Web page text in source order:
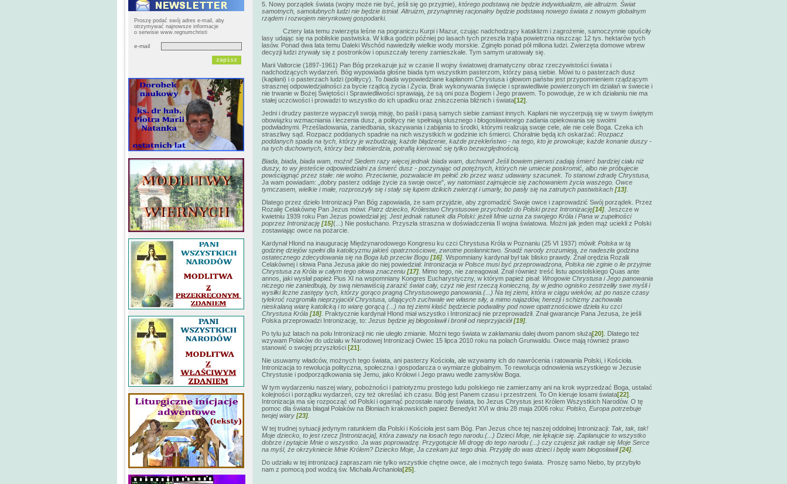
Proszę podać swój adres e-mail, aby
otrzymywać najnowsze informacje
o serwisie www.regnumchristi
e-mail
5. Nowy porządek świata (wojny może nie być, jeśli się go przyjmie), którego podstawą nie będzie indywidualizm, ale altruizm. Świat
samotnych, samolubnych ludzi nie będzie istniał. Altruizm, przynajmniej racjonalny będzie podstawą nowego świata z nowym globalnym
rządem i rozwojem nierynkowej gospodarki.
Cztery lata temu zwierzęta leśne na pograniczu Kurpi i Mazur, czując nadchodzący kataklizm i zagrożenie, samoczynnie opuściły
lasy udając się na pobliskie pastwiska. W kilka godzin później po lasach tych przeszła trąba powietrzna niszcząc 12 tys. hektarów tych
lasów. Ponad dwa lata temu Daleki Wschód nawiedziły wielkie wody morskie. Zginęło ponad pół miliona ludzi. Zwierzęta domowe wbrew
decyzji ludzi zrywały się z postronków i opuszczały tereny zamieszkałe. Tym samym uratowały się.
Marii Valtorcie (1897-1961) Pan Bóg przekazuje już w czasie II wojny światowej dramatyczny obraz rzeczywistości świata i
nadchodzących wydarzeń. Bóg wypowiada głośne biada tym wszystkim pasterzom, którzy pasą siebie. Mówi tu o pasterzach dusz
(kapłani) i o pasterzach ludzi (politycy). To biada wypowiedziane kapłanom Chrystusa i głowom państw jest przypomnieniem rządzącym
strasznej odpowiedzialności za bycie rządcą życia i Życia. Brak wykonywania święcie i sprawiedliwie powierzonych im działań w świecie i
nie trwanie w Bożej Świętości i Sprawiedliwości sprawiają, że są oni poza Bogiem i Jego prawem. To powoduje, że w ich działaniu nie ma
stałej uczciwości i prowadzi to wszystko do ich upadku oraz zniszczenia bliźnich i świata[12]
Jedni i drudzy pasterze wypaczyli swoją misję, bo paśli i pasą samych siebie zamiast innych. Kapłani nie wyczerpują się w swym świętym
obowiązku wzmacniania i leczenia dusz, a politycy nie spełniają słusznego i błogosławionego zadania opiekowania się swoimi
podwładnymi. Prześladowania, zaniedbania, skazywania i zabijania to środki, którymi realizują swoje cele, ale nie cele Boga. Czeka ich
straszliwy sąd. Rozpacz poddanych spadnie na nich wszystkich w godzinie ich śmierci. Chóralnie będą ich oskarżać: Rozpacz
poddanych spada na tych, którzy je wzbudzają; każde błądzenie, każde przekleństwo - na tego, kto je prowokuje; każde konanie duszy -
na tych duchownych, którzy bez miłosierdzia, potrafią kierować się tylko bezwzględnością.
Biada, biada, biada wam, możni! Siedem razy więcej jednak biada wam, duchowni! Jeśli bowiem pierwsi zadają śmierć bardziej ciału niż
duszy, to wy jesteście odpowiedzialni za śmierć dusz - poczynając od potężnych, których nie umiecie poskromić, albo nie próbujecie
powściągnąć przez stałe: nie wolno. Przeciwnie, pozwalacie im pełnić zło przez wasz udawany szacunek. To stanowi zdradę Chrystusa,
Ja wam powiadam: „dobry pasterz oddaje życie za swoje owce", wy natomiast zajmujecie się zachowaniem życia waszego. Owce
tymczasem, wielkie i małe, rozproszyły się i stały się łupem dzikich zwierząt i umarły, bo pasły się na zatrutych pastwiskach [13]
Dlatego przez dzieło Intronizacji Pan Bóg zapowiada, że sam przyjdzie, aby zgromadzić Swoje owce i zaprowadzić Swój porządek. Przez
Rozalię Celakównę Pan Jezus mówi: Patrz dziecko, Królestwo Chrystusowe przychodzi do Polski przez Intronizację[14] Jeszcze w
kwietniu 1939 roku Pan Jezus powiedział jej: Jest jednak ratunek dla Polski: jeżeli Mnie uzna za swojego Króla i Pana w zupełności
poprzez Intronizację [15](...) Nie posłuchano. Przyszła straszna w doświadczenia II wojna światowa. Możni jak jeden mąż uciekli z Polski
zostawiając owce na pożarcie.
Kardynał Hlond na inaugurację Międzynarodowego Kongresu ku czci Chrystusa Króla w Poznaniu (25 VI 1937) mówił: Polska w tą
godzinę dziejów spełni dla katolicyzmu jakieś opatrznościowe, zwrotne posłannictwo. Snadź narody zrozumieją, ze nadeszła godzina
ostatecznego zdecydowania się na Boga lub przeciw Bogu [16] Wspomniany kardynał był tak blisko prawdy. Znał orędzia Rozalii
Celakównej i słowa Pana Jezusa jakie do niej powiedział: Intronizacja w Polsce musi być przeprowadzona, Polska nie zginie o ile przyjmie
Chrystusa za Króla w całym tego słowa znaczeniu [17] Mimo tego, nie zareagował. Znał również treść listu apostolskiego Quas ante
annos, jaki wysłał papież Pius XI na wspomniany Kongres Eucharystyczny, w którym papież pisał: Wrogowie Chrystusa i Jego panowania
niczego nie zaniedbują, by swą nienawiścią zarazić świat cały, czyż nie jest rzeczą konieczną, by w jedno ognisko zestrzeliły swe myśli i
wysiłki liczne zastępy tych, którzy gorąco pragną Chrystusowego panowania.(...) Na tej ziemi, która w ciągu wieków, aż po nasze czasy
tylekroć rozgromiła nieprzyjaciół Chrystusa, ufających zuchwale we własne siły, a mimo najazdów, herezji i schizmy zachowała
nieskalaną wiarę katolicką i to wiarę gorącą (...) na tej ziemi kłaść będziecie podwaliny pod nowe opatrznościowe dzieła ku czci
Chrystusa Króla [18] Praktycznie kardynał Hlond miał wszystko i Intronizacji nie przeprowadził. Znał gwarancje Pana Jezusa, że jeśli
Polska przeprowadzi Intronizację, to: Jezus będzie jej błogosławił i bronił od nieprzyjaciół[19]
Po tylu już latach na polu Intronizacji nic nie uległo zmianie. Możni tego świata w zakłamaniu dalej dwom panom służą[20] . Dlatego też
wzywam Polaków do udziału w Narodowej Intronizacji Owiec 15 lipca 2010 roku na polach Grunwaldu. Owce mają również prawo
stanowić o swojej przyszłości [21]
Nie usuwamy władców, możnych tego świata, ani pasterzy Kościoła, ale wzywamy ich do nawrócenia i ratowania Polski, i Kościoła.
Intronizacja to rewolucja polityczna, społeczna i gospodarcza o wymiarze globalnym. To rewolucja odnowienia wszystkiego w Jezusie
Chrystusie i podporządkowania się Jemu, jako Królowi i Jego prawu wedle zamysłów Boga.
W tym wydarzeniu naszej wiary, pobożności i patriotyzmu prostego ludu polskiego nie zamierzamy ani na krok wyprzedzać Boga, ustalać
kolejności i porządku wydarzeń, czy też określać ich czasu. Bóg jest Panem czasu i przestrzeni. To On kieruje losami świata[22]
Intronizacja ma się rozpocząć od Polski i ogarnąć pozostałe narody świata, bo Jezus Chrystus jest Królem Wszystkich Narodów. O tę
pomoc dla świata błagał Polaków na Błoniach krakowskich papież Benedykt XVI w dniu 28 maja 2006 roku: Polsko, Europa potrzebuje
twojej wiary [23]
W tej trudnej sytuacji jedynym ratunkiem dla Polski i Kościoła jest sam Bóg. Pan Jezus chce tej naszej oddolnej Intronizacji: Tak, tak, tak!
Moje dziecko, to jest rzecz [Intronizacja], która zaważy na losach tego narodu.(...) Dzieci Moje, nie lękajcie się. Zaplanujcie to wszystko
dobrze i pytajcie Mnie o wszystko. Ja was poprowadzę. Przygotujcie Mi drogę do tego narodu (...) czy czujesz jak raduje się Moje Serce
na myśl, że okrzykniecie Mnie Królem? Dziecko Moje, Ja czekam już tego dnia. Przyjdę do was dzieci i będę wam błogosławił[24]
Do udziału w tej intronizacji zapraszam nie tylko wszystkie chętne owce, ale i możnych tego świata. Proszę samo Niebo, by przybyło
nam z pomocą pod wodzą św. Michała Archanioła[25]